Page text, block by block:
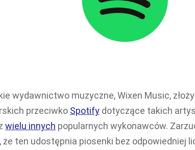
wydawnictwo muzyczne, Wixen Music,
przeciwko Spotify dotyczące takich
wielu innych popularnych wykonawców.
że ten udostępnia piosenki bez odpowiedniej